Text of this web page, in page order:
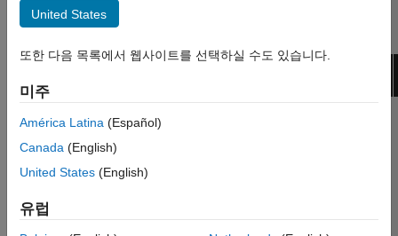
Supported Compilers
Release
R2024b
24.2
R2023b
23.2 Windows|Linux|Mac
Details
United States
또한 다음 목록에서 웹사이트를 선택하실 수도 있습니다.
미주
América Latina (Español)
Canada (English)
United States (English)
유럽